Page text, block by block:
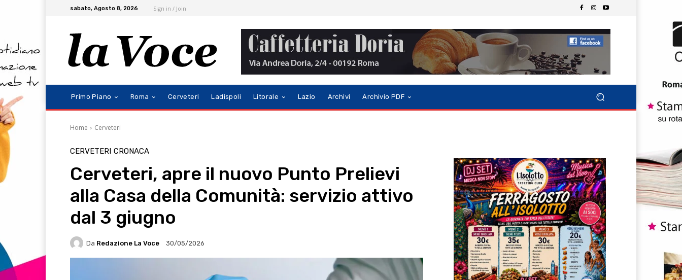
sabato, Agosto 8, 2026 Sign in / Join
Primo Piano Roma Cerveteri Ladispoli Litorale Lazio Archivi Archivio PDF
Home Cerveteri
CERVETERI CRONACA
Cerveteri, apre il nuovo Punto Prelievi
alla Casa della Comunità: servizio attivo
dal 3 giugno
Da Redazione La Voce 30/05/2026